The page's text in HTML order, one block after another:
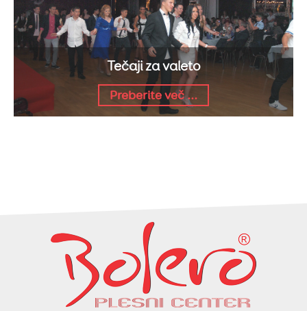
Tečaji za valeto
Preberite več ...